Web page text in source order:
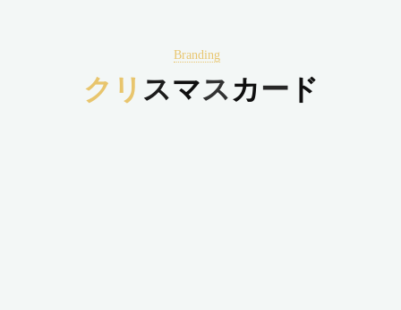
Branding
ク リ スマスカー ド